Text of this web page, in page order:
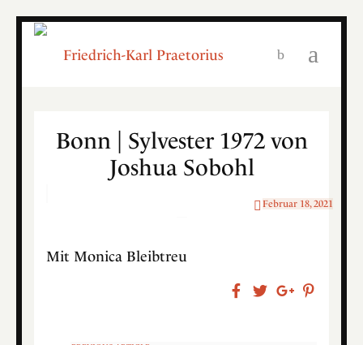
Bonn | Sylvester 1972 von
Joshua Sobohl
Februar 18, 2021
Mit Monica Bleibtreu